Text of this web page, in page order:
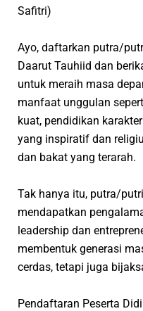
Safitri)
Ayo, daftarkan putra/
Daarut Tauhiid dan
untuk meraih masa
manfaat unggulan
kuat, pendidikan
yang inspiratif dan
dan bakat yang terarah.
Tak hanya itu, putra/
mendapatkan
leadership dan
membentuk generasi
cerdas, tetapi juga
Pendaftaran Peserta